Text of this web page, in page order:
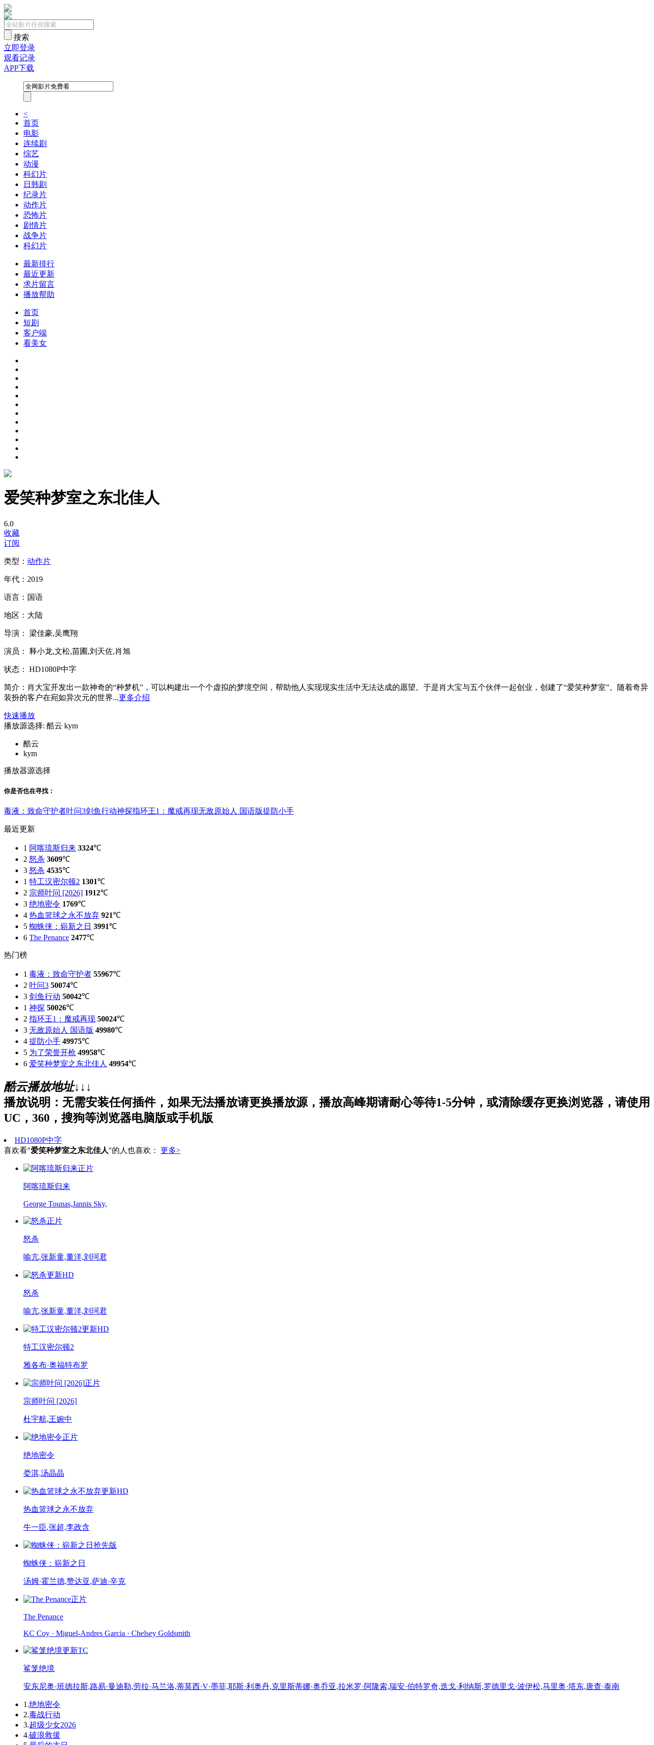
搜索
立即登录
观看记录
APP下载
<
首页
电影
连续剧
综艺
动漫
科幻片
日韩剧
纪录片
动作片
恐怖片
剧情片
战争片
科幻片
最新排行
最近更新
求片留言
播放帮助
首页
短剧
客户端
看美女
爱笑种梦室之东北佳人
6.0
收藏
订阅
类型： 动作片
年代： 2019
语言： 国语
地区： 大陆
导演： 梁佳豪,吴鹰翔
演员： 释小龙,文松,苗圃,刘天佐,肖旭
状态： HD1080P中字
简介： 肖大宝开发出一款神奇的“种梦机”，可以构建出一个个虚拟的梦境空间，帮助他人实现现实生活中无法达成的愿望。于是肖大宝与五个伙伴一起创业，创建了“爱笑种梦室”。随着奇异
装扮的客户在宛如异次元的世界...更多介绍
快速播放
播放源选择: 酷云 kym
酷云
kym
播放器源选择
你是否也在寻找 ：
毒液：致命守护者叶问3剑鱼行动神探指环王1：魔戒再现无敌原始人 国语版提防小手
最近更新
1 阿喀琉斯归来 3324℃
2 怒杀 3609℃
3 怒杀 4535℃
1 特工汉密尔顿2 1301℃
2 宗师叶问 [2026] 1912℃
3 绝地密令 1769℃
4 热血篮球之永不放弃 921℃
5 蜘蛛侠：崭新之日 3991℃
6 The Penance 2477℃
热门榜
1 毒液：致命守护者 55967℃
2 叶问3 50074℃
3 剑鱼行动 50042℃
1 神探 50026℃
2 指环王1：魔戒再现 50024℃
3 无敌原始人 国语版 49980℃
4 提防小手 49975℃
5 为了荣誉开枪 49958℃
6 爱笑种梦室之东北佳人 49954℃
酷云播放地址↓↓↓
播放说明：无需安装任何插件，如果无法播放请更换播放源，播放高峰期请耐心等待1-5分钟，或清除缓存更换浏览器，请使用
UC，360，搜狗等浏览器电脑版或手机版
HD1080P中字
喜欢看"爱笑种梦室之东北佳人"的人也喜欢： 更多>
正片
阿喀琉斯归来
George Tounas,Jannis Sky,
正片
怒杀
喻亢,张新童,董洋,刘珂君
更新HD
怒杀
喻亢,张新童,董洋,刘珂君
更新HD
特工汉密尔顿2
雅各布·奥福特布罗
正片
宗师叶问 [2026]
杜宇航,王婉中
正片
绝地密令
娄淇,汤晶晶
更新HD
热血篮球之永不放弃
牛一臣,张超,李政含
抢先版
蜘蛛侠：崭新之日
汤姆·霍兰德,赞达亚,萨迪·辛克
正片
The Penance
KC Coy · Miguel-Andres Garcia · Chelsey Goldsmith
更新TC
鲨笼绝境
安东尼奥·班德拉斯,路易·曼迪勒,劳拉·马兰洛,蒂莫西·V·墨菲,耶斯·利奥丹,克里斯蒂娜·奥乔亚,拉米罗·阿隆索,瑞安·伯特罗奇,迭戈·利纳斯,罗德里戈·波伊松,马里奥·塔东,唐查·泰南
1.绝地密令
2.毒战行动
3.超级少女2026
4.破浪救援